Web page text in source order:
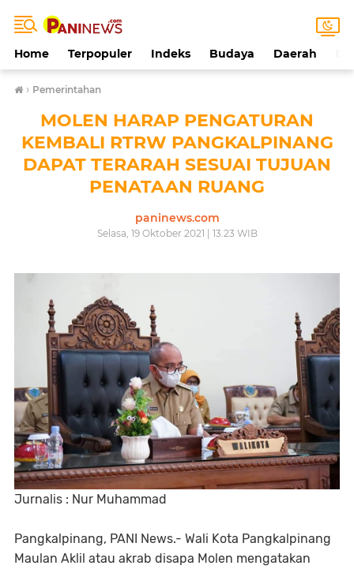
Home Terpopuler Indeks Budaya Daerah
› Pemerintahan
MOLEN HARAP PENGATURAN
KEMBALI RTRW PANGKALPINANG
DAPAT TERARAH SESUAI TUJUAN
PENATAAN RUANG
paninews.com
Selasa, 19 Oktober 2021 | 13.23 WIB
Jurnalis : Nur Muhammad
Pangkalpinang, PANI News.- Wali Kota Pangkalpinang
Maulan Aklil atau akrab disapa Molen mengatakan